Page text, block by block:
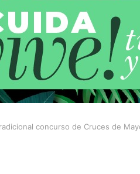
concurso de Cruces de